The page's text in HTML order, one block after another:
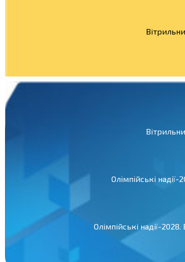
Олімпійські
Олімпійські надії-